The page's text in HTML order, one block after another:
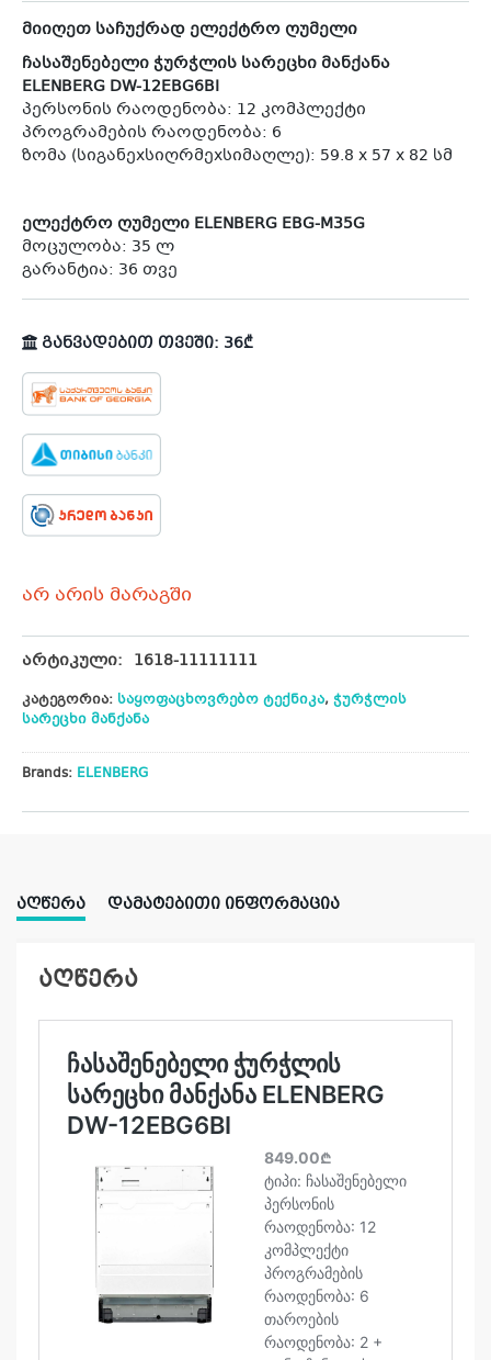
მიიღეთ საჩუქრად ელექტრო ღუმელი
ჩასაშენებელი ჭურჭლის სარეცხი მანქანა
ELENBERG DW-12EBG6BI
პერსონის რაოდენობა: 12 კომპლექტი
პროგრამების რაოდენობა: 6
ზომა (სიგანეxსიღრმეxსიმაღლე): 59.8 x 57 x 82 სმ
ელექტრო ღუმელი ELENBERG EBG-M35G
მოცულობა: 35 ლ
გარანტია: 36 თვე
განვადებით თვეში: 36₾
არ არის მარაგში
არტიკული: 1618-11111111
კატეგორია: საყოფაცხოვრებო ტექნიკა, ჭურჭლის
სარეცხი მანქანა
Brands: ELENBERG
ᲐᲦᲬᲔᲠᲐ ᲓᲐᲛᲐᲢᲔᲑᲘᲗᲘ ᲘᲜᲤᲝᲠᲛᲐᲪᲘᲐ
აღწერა